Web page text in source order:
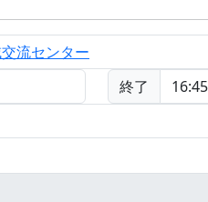
流センター
終了
16:45